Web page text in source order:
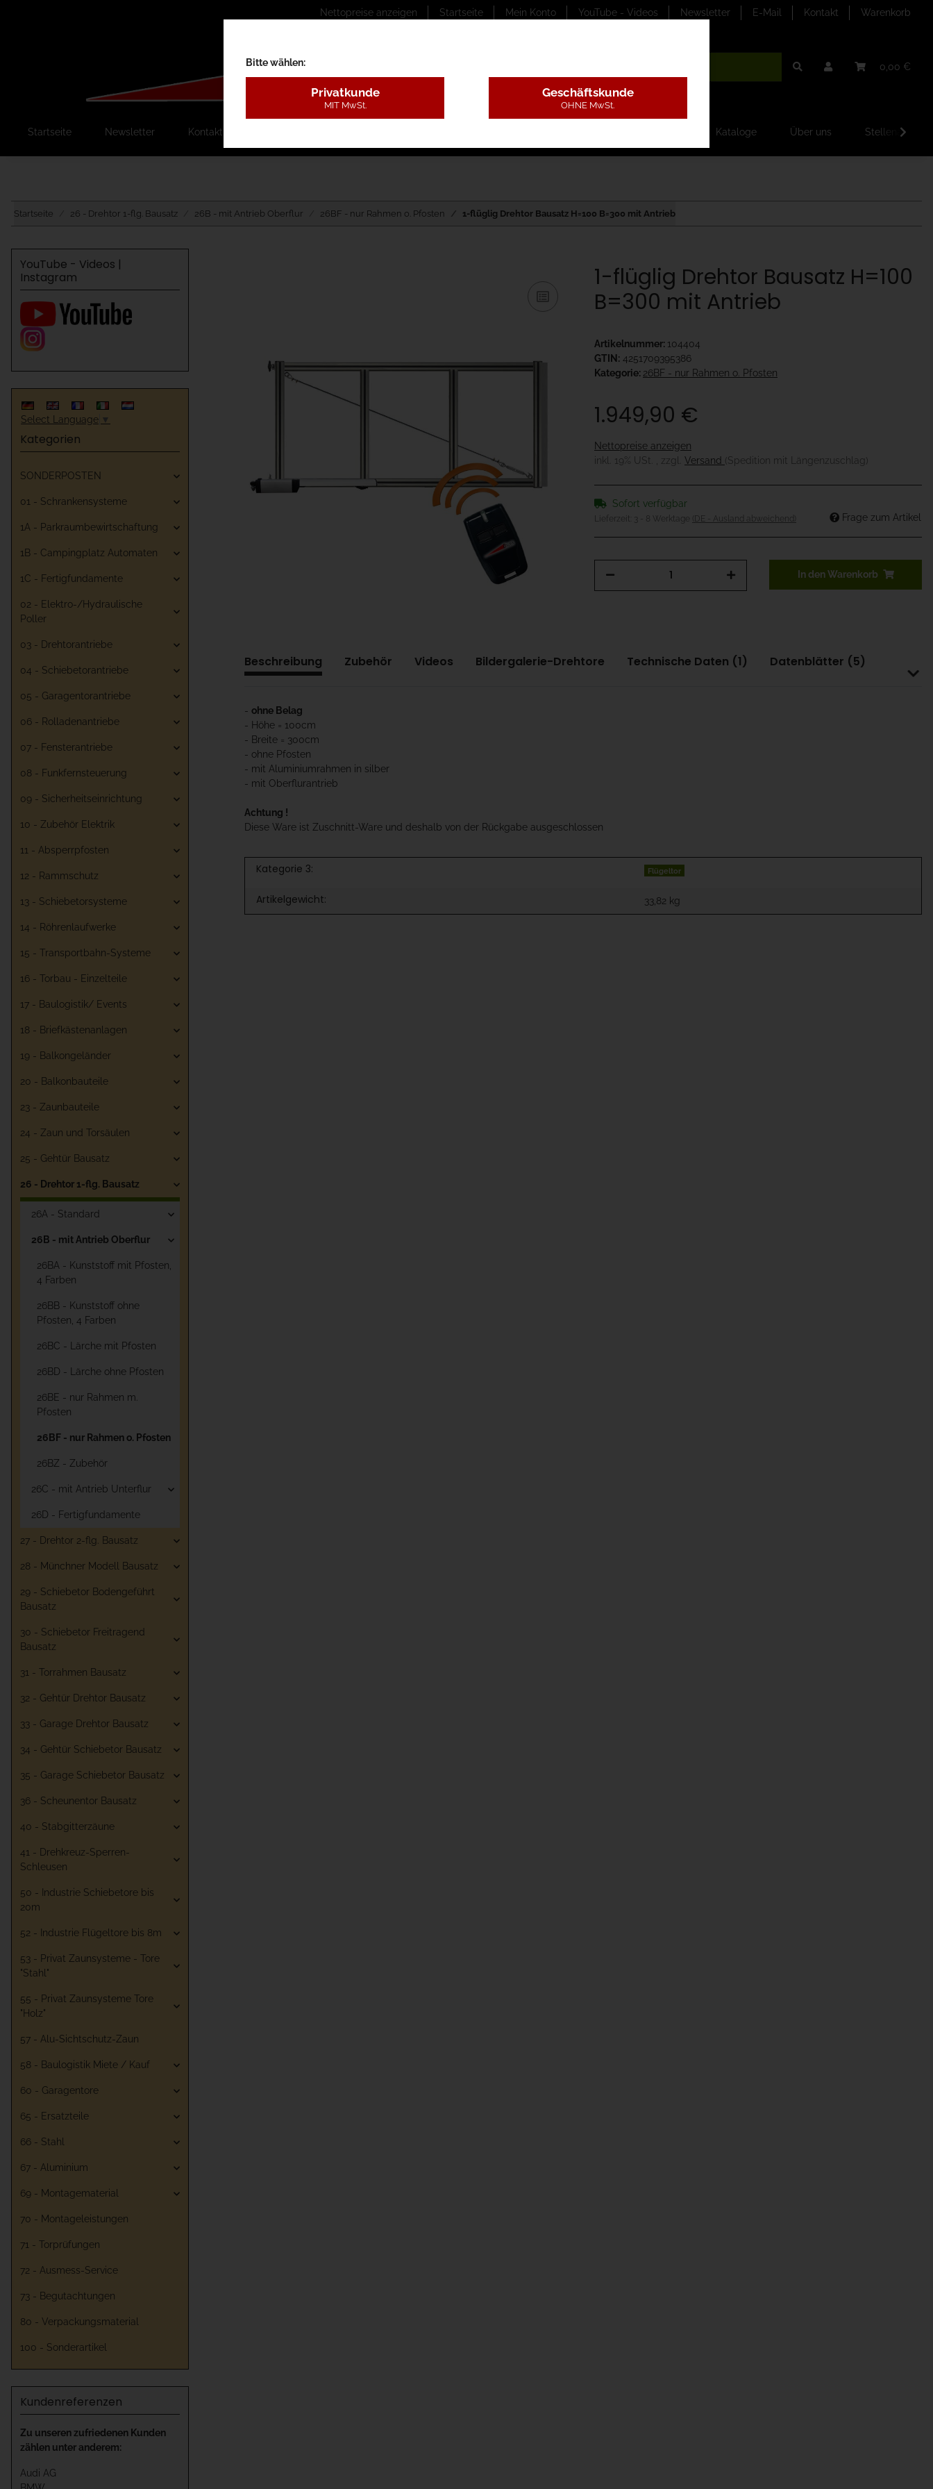
Nettopreise anzeigen Startseite Mein Konto YouTube - Videos Newsletter E-Mail Kontakt Warenkorb
0,00 €
Startseite Newsletter Kontakt Kataloge Über uns
Startseite 26 - Drehtor 1-flg. Bausatz 26B - mit Antrieb Oberflur 26BF - nur Rahmen o. Pfosten 1-flüglig Drehtor Bausatz H=100 B=300 mit Antrieb
1-flüglig Drehtor Bausatz H=100
B=300 mit Antrieb
Artikelnummer: 104404
GTIN: 4251709395386
Kategorie: 26BF - nur Rahmen o. Pfosten
1.949,90 €
Nettopreise anzeigen
inkl. 19% USt. , zzgl. Versand (Spedition mit Längenzuschlag)
Sofort verfügbar
Lieferzeit: 3 - 8 Werktage (DE - Ausland abweichend) Frage zum Artikel
In den Warenkorb
Beschreibung Zubehör Videos Bildergalerie-Drehtore Technische Daten (1) Datenblätter (5)
- ohne Belag
- Höhe = 100cm
- Breite = 300cm
- ohne Pfosten
- mit Aluminiumrahmen in silber
- mit Oberflurantrieb
Achtung !
Diese Ware ist Zuschnitt-Ware und deshalb von der Rückgabe ausgeschlossen
Kategorie 3: Flügeltor
Artikelgewicht: 33,82 kg
YouTube - Videos |
Instagram
Select Language ▼
Kategorien
SONDERPOSTEN
01 - Schrankensysteme
1A - Parkraumbewirtschaftung
1B - Campingplatz Automaten
1C - Fertigfundamente
02 - Elektro-/Hydraulische
Poller
03 - Drehtorantriebe
04 - Schiebetorantriebe
05 - Garagentorantriebe
06 - Rolladenantriebe
07 - Fensterantriebe
08 - Funkfernsteuerung
09 - Sicherheitseinrichtung
10 - Zubehör Elektrik
11 - Absperrpfosten
12 - Rammschutz
13 - Schiebetorsysteme
14 - Röhrenlaufwerke
15 - Transportbahn-Systeme
16 - Torbau - Einzelteile
17 - Baulogistik/ Events
18 - Briefkästenanlagen
19 - Balkongeländer
20 - Balkonbauteile
23 - Zaunbauteile
24 - Zaun und Torsäulen
25 - Gehtür Bausatz
26 - Drehtor 1-flg. Bausatz
26A - Standard
26B - mit Antrieb Oberflur
26BA - Kunststoff mit Pfosten,
4 Farben
26BB - Kunststoff ohne
Pfosten, 4 Farben
26BC - Lärche mit Pfosten
26BD - Lärche ohne Pfosten
26BE - nur Rahmen m.
Pfosten
26BF - nur Rahmen o. Pfosten
26BZ - Zubehör
26C - mit Antrieb Unterflur
26D - Fertigfundamente
27 - Drehtor 2-flg. Bausatz
28 - Münchner Modell Bausatz
29 - Schiebetor Bodengeführt
Bausatz
30 - Schiebetor Freitragend
Bausatz
31 - Torrahmen Bausatz
32 - Gehtür Drehtor Bausatz
33 - Garage Drehtor Bausatz
34 - Gehtür Schiebetor Bausatz
35 - Garage Schiebetor Bausatz
36 - Scheunentor Bausatz
40 - Stabgitterzäune
41 - Drehkreuz-Sperren-
Schleusen
50 - Industrie Schiebetore bis
20m
52 - Industrie Flügeltore bis 8m
53 - Privat Zaunsysteme - Tore
"Stahl"
55 - Privat Zaunsysteme Tore
"Holz"
57 - Alu-Sichtschutz-Zaun
58 - Baulogistik Miete / Kauf
60 - Garagentore
65 - Ersatzteile
66 - Stahl
67 - Aluminium
69 - Montagematerial
70 - Montageleistungen
71 - Torprüfungen
72 - Ausmess-Service
73 - Begutachtungen
80 - Verpackungsmaterial
100 - Sonderartikel
Kundenreferenzen
Zu unseren zufriedenen Kunden
zählen unter anderem:
Audi AG
Bitte wählen:
Privatkunde
MIT MwSt.
Geschäftskunde
OHNE MwSt.